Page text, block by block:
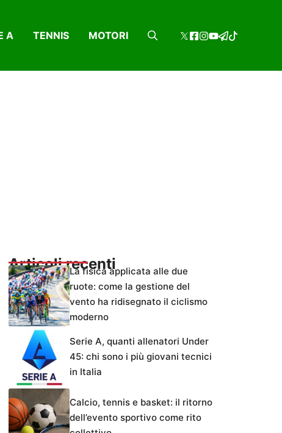
A TENNIS MOTORI
Articoli recentiLa fisica applicata alle due
ruote: come la gestione del
vento ha ridisegnato il ciclismo
moderno
Serie A, quanti allenatori Under
45: chi sono i più giovani tecnici
in Italia
Calcio, tennis e basket: il ritorno
dell’evento sportivo come rito